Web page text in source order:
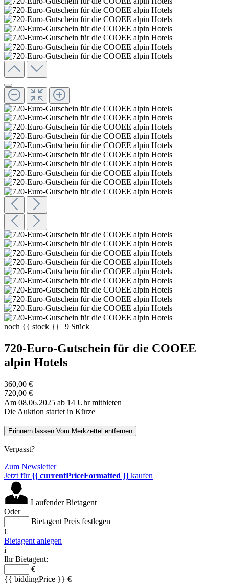
noch {{ stock }} | 9 Stück
720-Euro-Gutschein für die COOEE
alpin Hotels
360,00 €
720,00 €
Am 08.06.2025 ab 14 Uhr mitbieten
Die Auktion startet in Kürze
Erinnern lassen Vom Merkzettel entfernen
Verpasst?
Zum Newsletter
Jetzt für{{ currentPriceFormatted }} kaufen
Laufender Bietagent
Oder
Bietagent Preis festlegen
€
Bietagent anlegen
i
Ihr Bietagent:
€
{{ biddingPrice }} €